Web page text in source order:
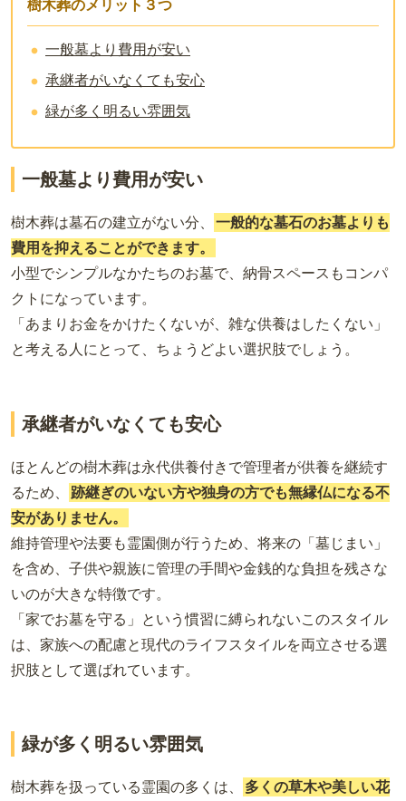
樹木葬のメリット３つ
一般墓より費用が安い
承継者がいなくても安心
緑が多く明るい雰囲気
一般墓より費用が安い
樹木葬は墓石の建立がない分、
一般的な墓石のお墓よりも
費用を抑えることができます。
小型でシンプルなかたちのお墓で、納骨スペースもコンパ
クトになっています。
「あまりお金をかけたくないが、雑な供養はしたくない」
と考える人にとって、ちょうどよい選択肢でしょう。
承継者がいなくても安心
ほとんどの樹木葬は永代供養付きで管理者が供養を継続す
るため、
跡継ぎのいない方や独身の方でも無縁仏になる不
安がありません。
維持管理や法要も霊園側が行うため、将来の「墓じまい」
を含め、子供や親族に管理の手間や金銭的な負担を残さな
いのが大きな特徴です。
「家でお墓を守る」という慣習に縛られないこのスタイル
は、家族への配慮と現代のライフスタイルを両立させる選
択肢として選ばれています。
緑が多く明るい雰囲気
樹木葬を扱っている霊園の多くは、
多くの草木や美しい花